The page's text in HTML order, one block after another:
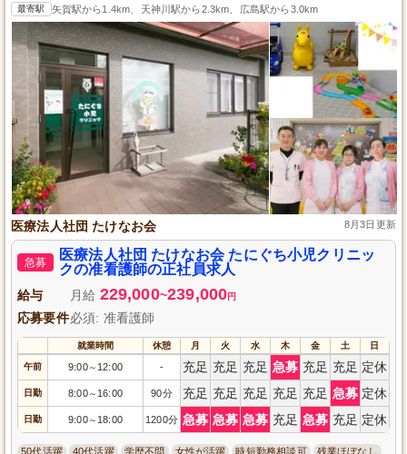
最寄駅 矢賀駅から1.4km、天神川駅から2.3km、広島駅から3.0km
医療法人社団 たけなお会 8月3日更新
急募
医療法人社団 たけなお会 たにぐち小児クリニッ
クの准看護師の正社員求人
給与 月給 229,000~239,000円
応募要件必須: 准看護師
就業時間 休憩 月 火 水 木 金 土 日
午前 9:00～ 12:00 - 充足 充足 充足 急募 充足 充足 定休
日勤 8:00～ 16:00 90分 充足 充足 充足 充足 充足 急募 定休
日勤 9:00～ 18:00 1200分 急募 急募 急募 充足 急募 充足 定休
50代活躍 40代活躍 学歴不問 女性が活躍 時短勤務相談可 残業ほぼなし